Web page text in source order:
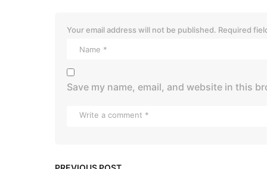
Your email address will not be published. Required
Save my name, email, and website in this